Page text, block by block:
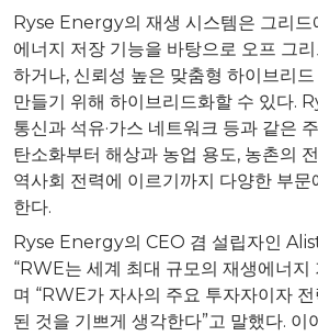
Ryse Energy의 재생 시스템은 그리드
에너지 저장 기능을 바탕으로 오프 그
하거나, 신뢰성 높은 맞춤형 하이브리
만들기 위해 하이브리드화할 수 있다.
통신과 석유·가스 네트워크 등과 같은
탄소화부터 해상과 농업 용도, 농촌의
역사회 전력에 이르기까지 다양한 부문
한다.
Ryse Energy의 CEO 겸 설립자인
“RWE는 세계 최대 규모의 재생에너지
며 “RWE가 자사의 주요 투자자이자
된 것을 기쁘게 생각한다”고 말했다. 이